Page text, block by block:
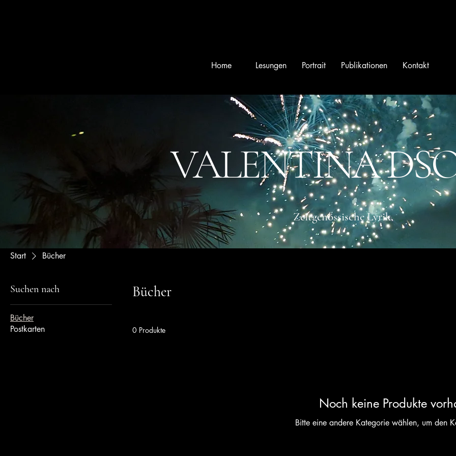
Lesungen Portrait Publikationen Kontakt
Home
VALENTINA
Zeitgenössische Lyrik
Start Bücher
Suchen nach
Bücher
Postkarten
Bücher
0 Produkte
Noch keine Produkte
Bitte eine andere Kategorie wählen, um den